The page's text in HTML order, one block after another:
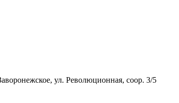
ул. Революционная, соор. 3/5